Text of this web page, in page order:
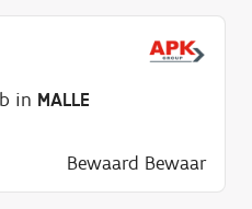
in MALLE
Bewaard Bewaar